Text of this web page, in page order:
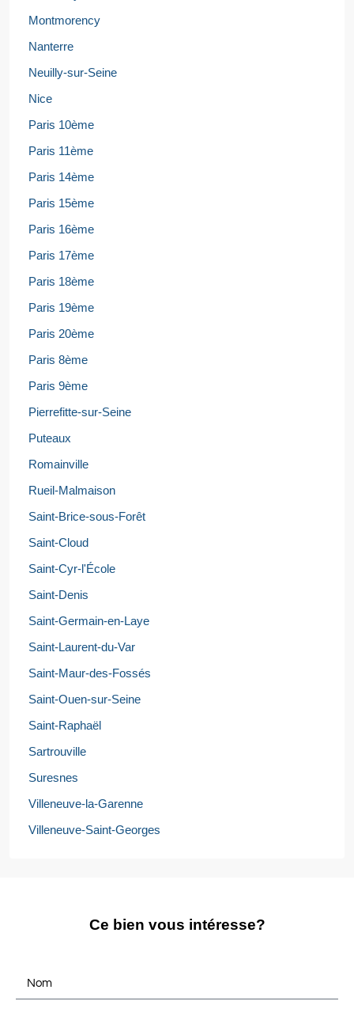
Montmorency
Nanterre
Neuilly-sur-Seine
Nice
Paris 10ème
Paris 11ème
Paris 14ème
Paris 15ème
Paris 16ème
Paris 17ème
Paris 18ème
Paris 19ème
Paris 20ème
Paris 8ème
Paris 9ème
Pierrefitte-sur-Seine
Puteaux
Romainville
Rueil-Malmaison
Saint-Brice-sous-Forêt
Saint-Cloud
Saint-Cyr-l'École
Saint-Denis
Saint-Germain-en-Laye
Saint-Laurent-du-Var
Saint-Maur-des-Fossés
Saint-Ouen-sur-Seine
Saint-Raphaël
Sartrouville
Suresnes
Villeneuve-la-Garenne
Villeneuve-Saint-Georges
Ce bien vous intéresse?